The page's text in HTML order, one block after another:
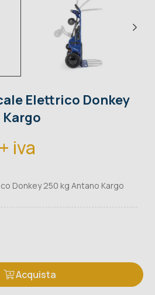
Elettrico Donkey
iva
Donkey 250 kg Antano Kargo
Acquista